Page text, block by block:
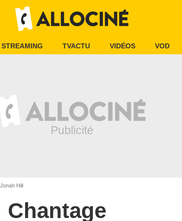
STREAMING TVACTU VIDÉOS VOD
Hill
Chantage